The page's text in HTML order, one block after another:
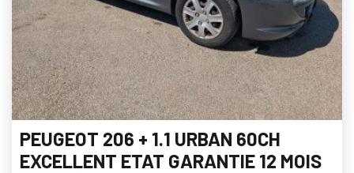
PEUGEOT 206 + 1.1 URBAN 60CH
EXCELLENT ETAT GARANTIE 12 MOIS